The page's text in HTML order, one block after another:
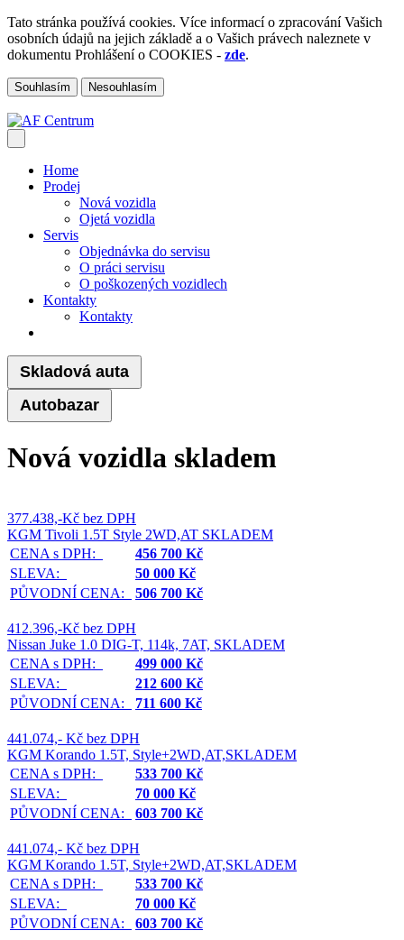
Tato stránka používá cookies. Více informací o zpracování Vašich
osobních údajů na jejich základě a o Vašich právech naleznete v
dokumentu Prohlášení o COOKIES - zde.
Souhlasím Nesouhlasím
Home
Prodej
Nová vozidla
Ojetá vozidla
Servis
Objednávka do servisu
O práci servisu
O poškozených vozidlech
Kontakty
Kontakty
Skladová auta
Autobazar
Nová vozidla skladem
377.438,-Kč bez DPH
KGM Tivoli 1.5T Style 2WD,AT SKLADEM
CENA s DPH:
456 700 Kč
SLEVA:
50 000 Kč
PŮVODNÍ CENA:
506 700 Kč
412.396,-Kč bez DPH
Nissan Juke 1.0 DIG-T, 114k, 7AT, SKLADEM
CENA s DPH:
499 000 Kč
SLEVA:
212 600 Kč
PŮVODNÍ CENA:
711 600 Kč
441.074,- Kč bez DPH
KGM Korando 1.5T, Style+2WD,AT,SKLADEM
CENA s DPH:
533 700 Kč
SLEVA:
70 000 Kč
PŮVODNÍ CENA:
603 700 Kč
441.074,- Kč bez DPH
KGM Korando 1.5T, Style+2WD,AT,SKLADEM
CENA s DPH:
533 700 Kč
SLEVA:
70 000 Kč
PŮVODNÍ CENA:
603 700 Kč